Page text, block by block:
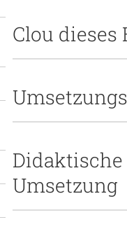
Clou
Umsetzung